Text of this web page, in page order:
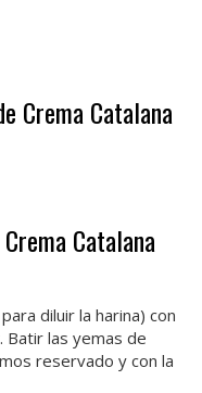
Crema Catalana
Catalana
diluir la harina) con
Batir las yemas de
reservado y con la